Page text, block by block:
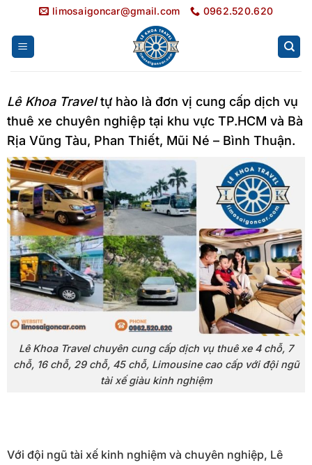
nội
dung
limosaigoncar@gmail.com 0962.520.620
Lê Khoa Traveltự hào là đơn vị cung cấp dịch vụ
thuê xe chuyên nghiệp tại khu vực TP.HCM và Bà
Rịa Vũng Tàu, Phan Thiết, Mũi Né – Bình Thuận.
Lê Khoa Travel chuyên cung cấp dịch vụ thuê xe 4 chỗ, 7
chỗ, 16 chỗ, 29 chỗ, 45 chỗ, Limousine cao cấp với đội ngũ
tài xế giàu kinh nghiệm
Với đội ngũ tài xế kinh nghiệm và chuyên nghiệp, Lê